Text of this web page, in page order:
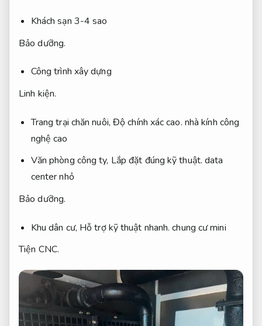
Khách sạn 3-4 sao
Bảo dưỡng.
Công trình xây dựng
Linh kiện.
Trang trại chăn nuôi, Độ chính xác cao. nhà kính công
nghệ cao
Văn phòng công ty, Lắp đặt đúng kỹ thuật. data
center nhỏ
Bảo dưỡng.
Khu dân cư, Hỗ trợ kỹ thuật nhanh. chung cư mini
Tiện CNC.